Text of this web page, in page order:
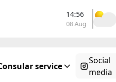
14:56
08 Aug
service
Social
media